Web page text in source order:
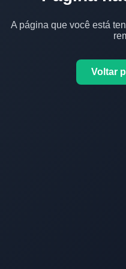
A página que você está
Voltar